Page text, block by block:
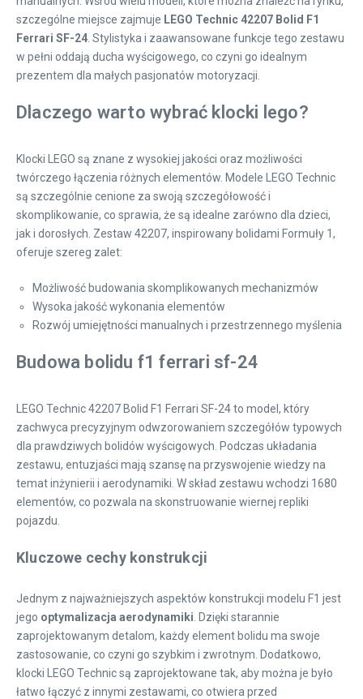
szczególne miejsce zajmuje LEGO Technic 42207 Bolid F1
Ferrari SF-24 . Stylistyka i zaawansowane funkcje tego zestawu
w pełni oddają ducha wyścigowego, co czyni go idealnym
prezentem dla małych pasjonatów motoryzacji.
Dlaczego warto wybrać klocki lego?
Klocki LEGO są znane z wysokiej jakości oraz możliwości
twórczego łączenia różnych elementów. Modele LEGO Technic
są szczególnie cenione za swoją szczegółowość i
skomplikowanie, co sprawia, że są idealne zarówno dla dzieci,
jak i dorosłych. Zestaw 42207, inspirowany bolidami Formuły 1,
oferuje szereg zalet:
Możliwość budowania skomplikowanych mechanizmów
Wysoka jakość wykonania elementów
Rozwój umiejętności manualnych i przestrzennego myślenia
Budowa bolidu f1 ferrari sf-24
LEGO Technic 42207 Bolid F1 Ferrari SF-24 to model, który
zachwyca precyzyjnym odwzorowaniem szczegółów typowych
dla prawdziwych bolidów wyścigowych. Podczas układania
zestawu, entuzjaści mają szansę na przyswojenie wiedzy na
temat inżynierii i aerodynamiki. W skład zestawu wchodzi 1680
elementów, co pozwala na skonstruowanie wiernej repliki
pojazdu.
Kluczowe cechy konstrukcji
Jednym z najważniejszych aspektów konstrukcji modelu F1 jest
jego optymalizacja aerodynamiki . Dzięki starannie
zaprojektowanym detalom, każdy element bolidu ma swoje
zastosowanie, co czyni go szybkim i zwrotnym. Dodatkowo,
klocki LEGO Technic są zaprojektowane tak, aby można je było
łatwo łączyć z innymi zestawami, co otwiera przed